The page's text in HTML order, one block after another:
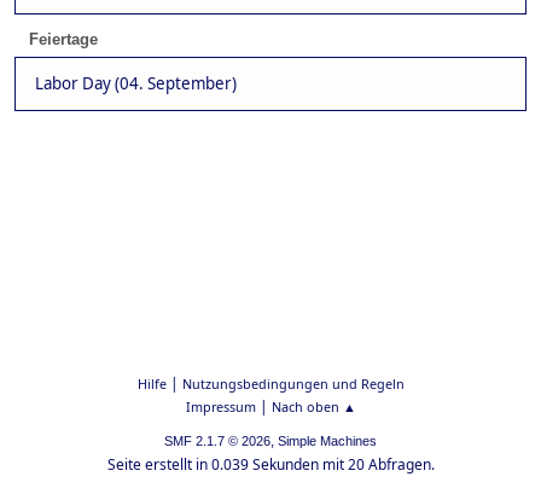
Feiertage
Labor Day (04. September)
Hilfe| Nutzungsbedingungen und Regeln
Impressum| Nach oben ▲
SMF 2.1.7 © 2026, Simple Machines
Seite erstellt in 0.039 Sekunden mit 20 Abfragen.